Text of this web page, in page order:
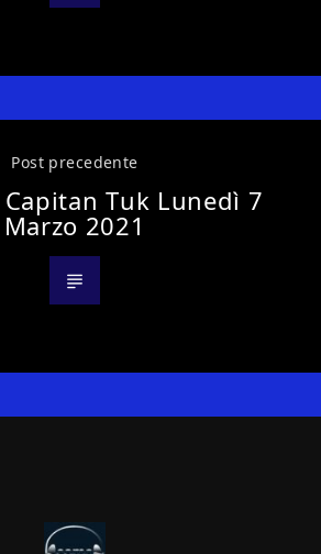
Post precedente
Tuk Lunedì 7
Marzo 2021